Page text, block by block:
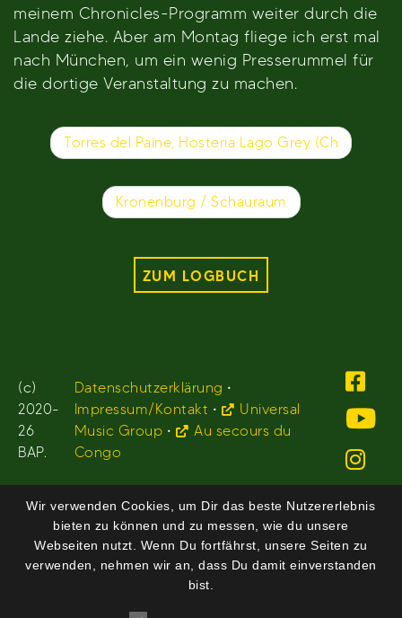
meinem Chronicles-Programm weiter durch die
Lande ziehe. Aber am Montag fliege ich erst mal
nach München, um ein wenig Presserummel für
die dortige Veranstaltung zu machen.
Beitragsnavigation
Torres del Paine, Hosteria Lago Grey (Ch
Kronenburg / Schauraum
ZUM LOGBUCH
(c)
2020-
26
BAP.
Datenschutzerklärung •
Impressum/Kontakt •
Universal
Music Group •
Au secours du
Congo
Wir verwenden Cookies, um Dir das beste Nutzererlebnis
bieten zu können und zu messen, wie du unsere
Webseiten nutzt. Wenn Du fortfährst, unsere Seiten zu
verwenden, nehmen wir an, dass Du damit einverstanden
bist.